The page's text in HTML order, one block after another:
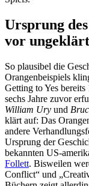
Ursprung
vor
So plausibel die
Orangenbeispiels
Getting to Yes
sechs Jahre zuvor
William Ury und
klärt auf: Das
andere
Ursprung der
bekannten US-
Follett. Bisweilen
Conflict“ und